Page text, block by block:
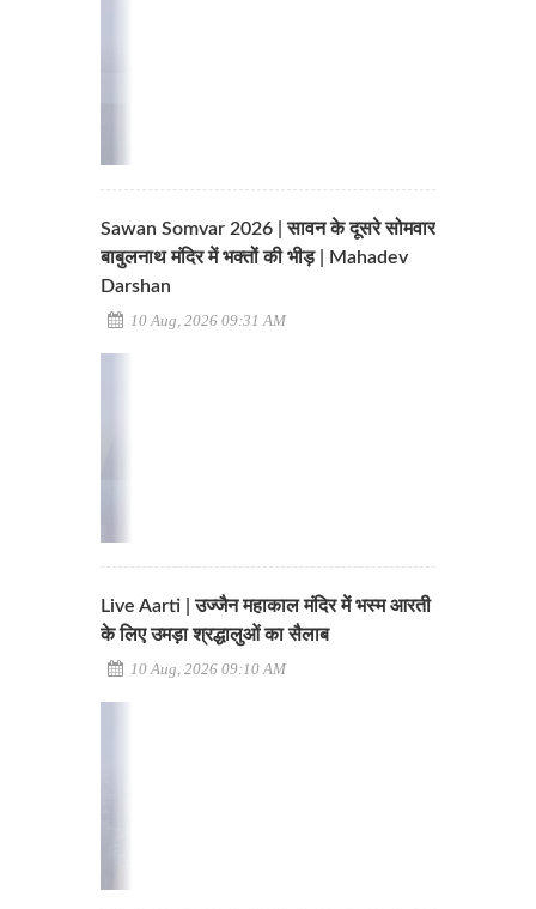
Sawan Somvar 2026 | सावन के दूसरे सोमवार
बाबुलनाथ मंदिर में भक्तों की भीड़ | Mahadev
Darshan
10 Aug, 2026 09:31 AM
Live Aarti | उज्जैन महाकाल मंदिर में भस्म आरती
के लिए उमड़ा श्रद्धालुओं का सैलाब
10 Aug, 2026 09:10 AM